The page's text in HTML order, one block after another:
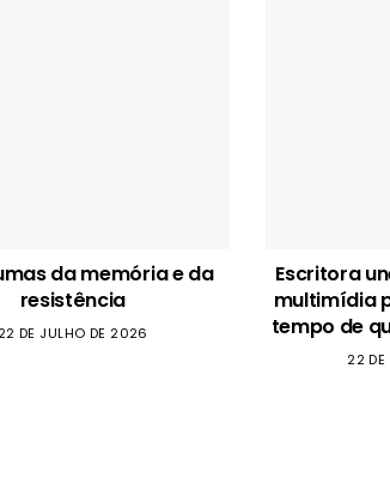
da memória e da
resistência
22 DE JULHO DE 2026
Escritora
multimídia
tempo de
22